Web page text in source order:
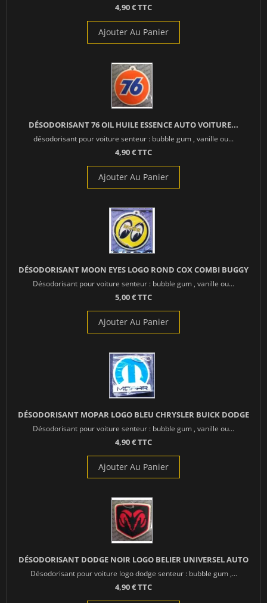
4,90 € TTC
Ajouter Au Panier
DÉSODORISANT 76 OIL HUILE ESSENCE AUTO VOITURE...
désodorisant pour voiture senteur : bubble gum , vanille ou...
4,90 € TTC
Ajouter Au Panier
DÉSODORISANT MOON EYES LOGO ROND COX COMBI BUGGY
Désodorisant pour voiture senteur : bubble gum , vanille ou...
5,00 € TTC
Ajouter Au Panier
DÉSODORISANT MOPAR LOGO BLEU CHRYSLER BUICK DODGE
Désodorisant pour voiture senteur : bubble gum , vanille ou...
4,90 € TTC
Ajouter Au Panier
DÉSODORISANT DODGE NOIR LOGO BELIER UNIVERSEL AUTO
Désodorisant pour voiture logo dodge senteur : bubble gum ,...
4,90 € TTC